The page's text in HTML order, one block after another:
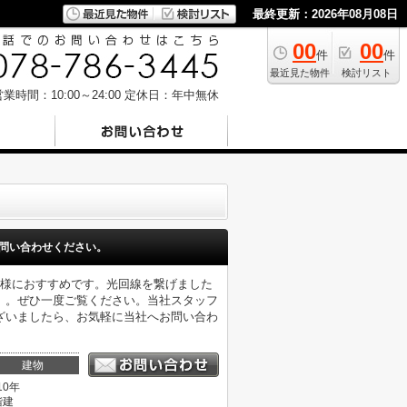
最終更新：2026年08月08日
00件
最近見た物件
00件
検討リスト
業時間：10:00～24:00 定休日：年中無休
い合わせください。
におすすめです。光回線を繋げました
ぜひ一度ご覧ください。当社スタッフ
ましたら、お気軽に当社へお問い合わ
建物
年
建